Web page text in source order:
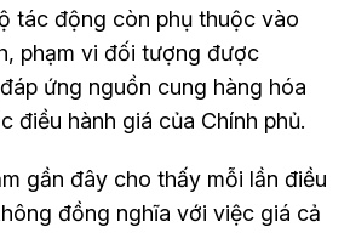
tác động còn phụ thuộc vào
phạm vi đối tượng được
ứng nguồn cung hàng hóa
điều hành giá của Chính phủ.
gần đây cho thấy mỗi lần điều
đồng nghĩa với việc giá cả